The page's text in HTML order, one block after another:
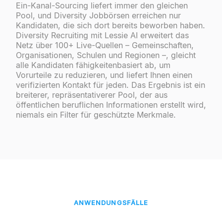
Ein-Kanal-Sourcing liefert immer den gleichen
Pool, und Diversity Jobbörsen erreichen nur
Kandidaten, die sich dort bereits beworben haben.
Diversity Recruiting mit Lessie AI erweitert das
Netz über 100+ Live-Quellen – Gemeinschaften,
Organisationen, Schulen und Regionen –, gleicht
alle Kandidaten fähigkeitenbasiert ab, um
Vorurteile zu reduzieren, und liefert Ihnen einen
verifizierten Kontakt für jeden. Das Ergebnis ist ein
breiterer, repräsentativerer Pool, der aus
öffentlichen beruflichen Informationen erstellt wird,
niemals ein Filter für geschützte Merkmale.
ANWENDUNGSFÄLLE